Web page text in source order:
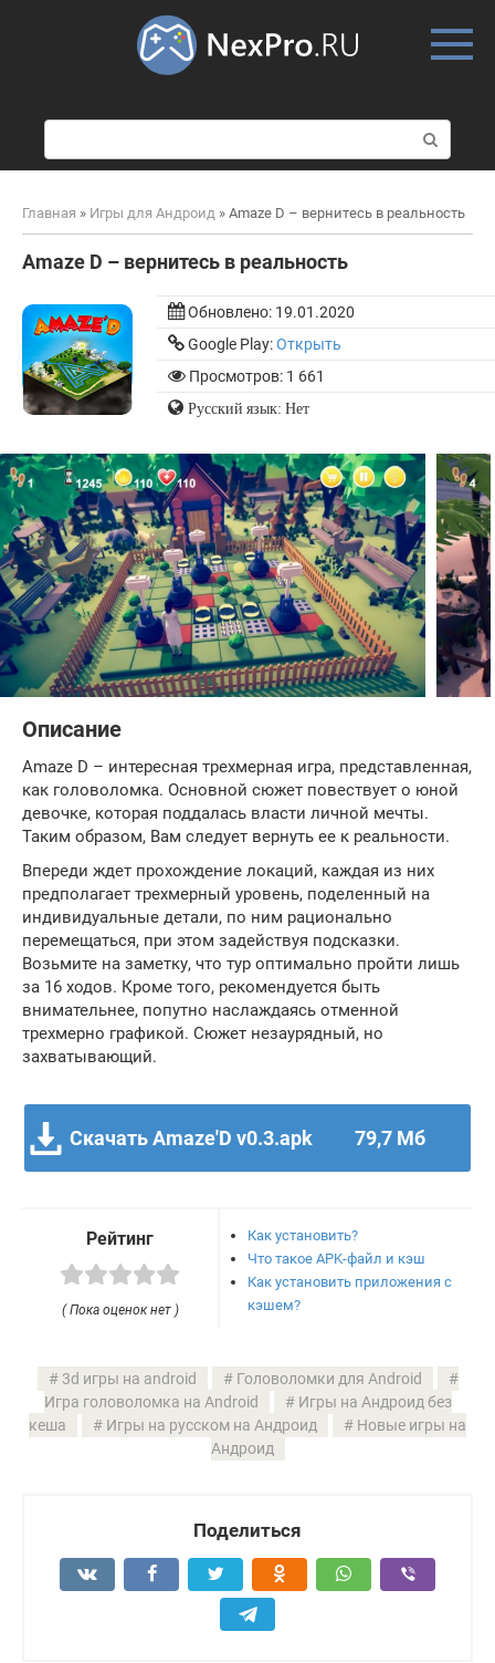
о
и
к
Главная » Игры для Андроид » Amaze D – вернитесь в реальность
Amaze D – вернитесь в реальность
Обновлено: 19.01.2020
Google Play:Открыть
Просмотров: 1 661
Русский язык: Нет
Описание
Amaze D – интересная трехмерная игра, представленная,
как головоломка. Основной сюжет повествует о юной
девочке, которая поддалась власти личной мечты.
Таким образом, Вам следует вернуть ее к реальности.
Впереди ждет прохождение локаций, каждая из них
предполагает трехмерный уровень, поделенный на
индивидуальные детали, по ним рационально
перемещаться, при этом задействуя подсказки.
Возьмите на заметку, что тур оптимально пройти лишь
за 16 ходов. Кроме того, рекомендуется быть
внимательнее, попутно наслаждаясь отменной
трехмерно графикой. Сюжет незаурядный, но
захватывающий.
Скачать Amaze'D v0.3.apk 79,7 Мб
Рейтинг
( Пока оценок нет )
Как установить?
Что такое APK-файл и кэш
Как установить приложения с
кэшем?
3d игры на android
Головоломки для Android
Игра головоломка на Android
Игры на Андроид без
кеша
Игры на русском на Андроид
Новые игры на
Андроид
Поделиться